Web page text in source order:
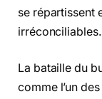
se répartissent
irréconciliables.
La bataille du
comme l’un